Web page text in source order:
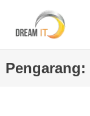
Pengarang: